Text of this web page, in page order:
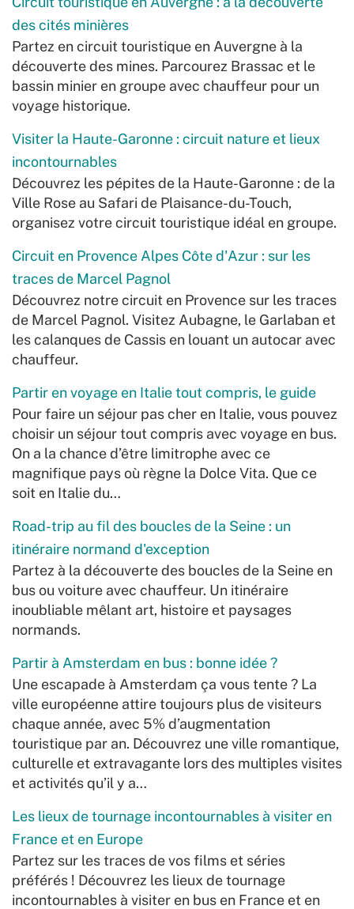
des cités minières
Partez en circuit touristique en Auvergne à la
découverte des mines. Parcourez Brassac et le
bassin minier en groupe avec chauffeur pour un
voyage historique.
Visiter la Haute-Garonne : circuit nature et lieux
incontournables
Découvrez les pépites de la Haute-Garonne : de la
Ville Rose au Safari de Plaisance-du-Touch,
organisez votre circuit touristique idéal en groupe.
Circuit en Provence Alpes Côte d'Azur : sur les
traces de Marcel Pagnol
Découvrez notre circuit en Provence sur les traces
de Marcel Pagnol. Visitez Aubagne, le Garlaban et
les calanques de Cassis en louant un autocar avec
chauffeur.
Partir en voyage en Italie tout compris, le guide
Pour faire un séjour pas cher en Italie, vous pouvez
choisir un séjour tout compris avec voyage en bus.
On a la chance d’être limitrophe avec ce
magnifique pays où règne la Dolce Vita. Que ce
soit en Italie du…
Road-trip au fil des boucles de la Seine : un
itinéraire normand d'exception
Partez à la découverte des boucles de la Seine en
bus ou voiture avec chauffeur. Un itinéraire
inoubliable mêlant art, histoire et paysages
normands.
Partir à Amsterdam en bus : bonne idée ?
Une escapade à Amsterdam ça vous tente ? La
ville européenne attire toujours plus de visiteurs
chaque année, avec 5% d’augmentation
touristique par an. Découvrez une ville romantique,
culturelle et extravagante lors des multiples visites
et activités qu’il y a…
Les lieux de tournage incontournables à visiter en
France et en Europe
Partez sur les traces de vos films et séries
préférés ! Découvrez les lieux de tournage
incontournables à visiter en bus en France et en